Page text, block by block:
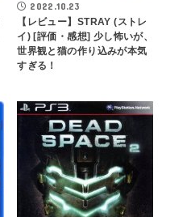
2022.10.23
【レビュー】STRAY (ストレ
イ) [評価・感想] 少し怖いが、
世界観と猫の作り込みが本気
すぎる！